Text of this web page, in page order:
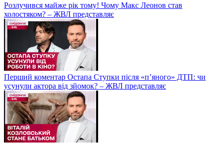
Розлучився майже рік тому! Чому Макс Леонов став
холостяком? – ЖВЛ представляє
Перший коментар Остапа Ступки після «п’яного» ДТП: чи
усунули актора від зйомок? – ЖВЛ представляє